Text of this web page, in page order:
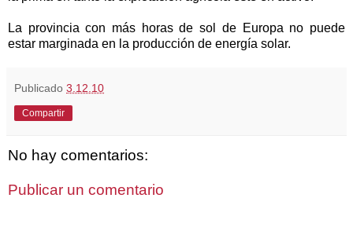
La provincia con más horas de sol de Europa no puede
estar marginada en la producción de energía solar.
Publicado 3.12.10
Compartir
No hay comentarios:
Publicar un comentario